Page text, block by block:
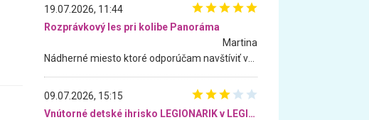
19.07.2026, 11:44
Rozprávkový les pri kolibe Panoráma
Martina
09.07.2026, 15:15
Vnútorné detské ihrisko LEGIONARIK v LEGIA Fitness